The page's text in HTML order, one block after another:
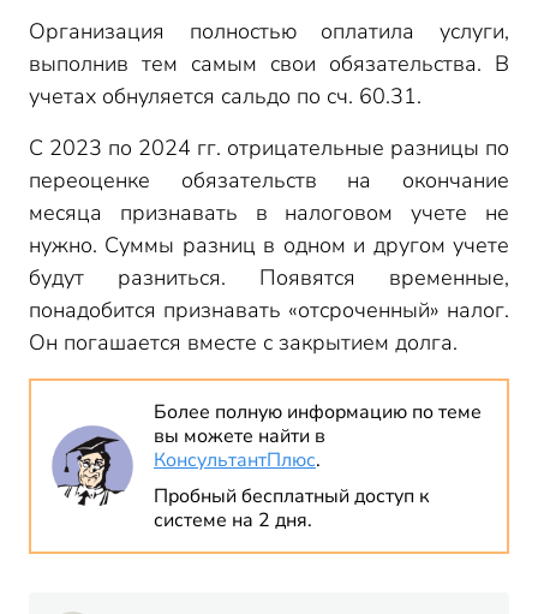
Организация полностью оплатила услуги,
выполнив тем самым свои обязательства. В
учетах обнуляется сальдо по сч. 60.31.
С 2023 по 2024 гг. отрицательные разницы по
переоценке обязательств на окончание
месяца признавать в налоговом учете не
нужно. Суммы разниц в одном и другом учете
будут разниться. Появятся временные,
понадобится признавать «отсроченный» налог.
Он погашается вместе с закрытием долга.
Более полную информацию по теме
вы можете найти в
КонсультантПлюс.
Пробный бесплатный доступ к
системе на 2 дня.